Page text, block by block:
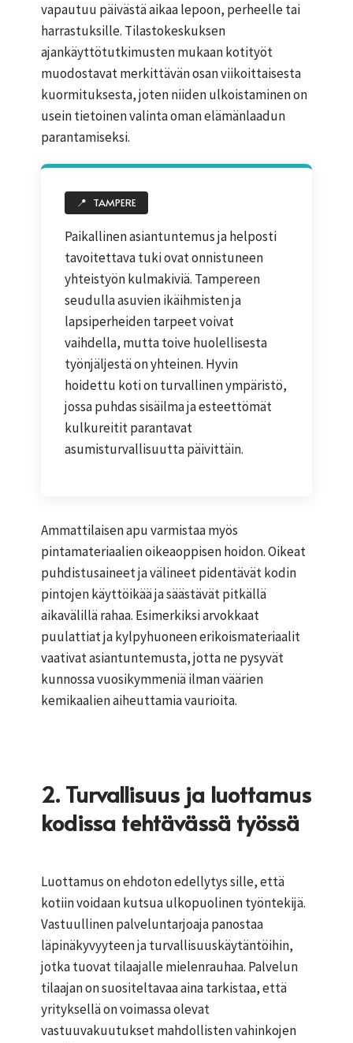
vapautuu päivästä aikaa lepoon, perheelle tai
harrastuksille. Tilastokeskuksen
ajankäyttötutkimusten mukaan kotityöt
muodostavat merkittävän osan viikoittaisesta
kuormituksesta, joten niiden ulkoistaminen on
usein tietoinen valinta oman elämänlaadun
parantamiseksi.
📍 TAMPERE
Paikallinen asiantuntemus ja helposti
tavoitettava tuki ovat onnistuneen
yhteistyön kulmakiviä. Tampereen
seudulla asuvien ikäihmisten ja
lapsiperheiden tarpeet voivat
vaihdella, mutta toive huolellisesta
työnjäljestä on yhteinen. Hyvin
hoidettu koti on turvallinen ympäristö,
jossa puhdas sisäilma ja esteettömät
kulkureitit parantavat
asumisturvallisuutta päivittäin.
Ammattilaisen apu varmistaa myös
pintamateriaalien oikeaoppisen hoidon. Oikeat
puhdistusaineet ja välineet pidentävät kodin
pintojen käyttöikää ja säästävät pitkällä
aikavälillä rahaa. Esimerkiksi arvokkaat
puulattiat ja kylpyhuoneen erikoismateriaalit
vaativat asiantuntemusta, jotta ne pysyvät
kunnossa vuosikymmeniä ilman väärien
kemikaalien aiheuttamia vaurioita.
2. Turvallisuus ja luottamus
kodissa tehtävässä työssä
Luottamus on ehdoton edellytys sille, että
kotiin voidaan kutsua ulkopuolinen työntekijä.
Vastuullinen palveluntarjoaja panostaa
läpinäkyvyyteen ja turvallisuuskäytäntöihin,
jotka tuovat tilaajalle mielenrauhaa. Palvelun
tilaajan on suositeltavaa aina tarkistaa, että
yrityksellä on voimassa olevat
vastuuvakuutukset mahdollisten vahinkojen